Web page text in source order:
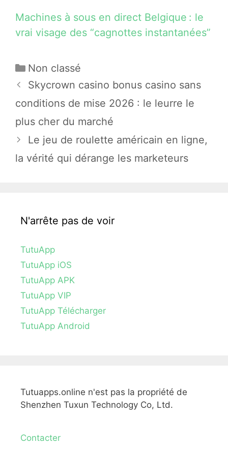
Machines à sous en direct Belgique : le
vrai visage des “cagnottes instantanées”
Catégories
Non classé
Skycrown casino bonus casino sans
conditions de mise 2026 : le leurre le
plus cher du marché
Le jeu de roulette américain en ligne,
la vérité qui dérange les marketeurs
N'arrête pas de voir
TutuApp
TutuApp iOS
TutuApp APK
TutuApp VIP
TutuApp Télécharger
TutuApp Android
Tutuapps.online n'est pas la propriété de
Shenzhen Tuxun Technology Co, Ltd.
Contacter